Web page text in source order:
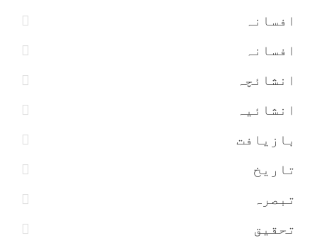
افسانہ
افسانہ
انشائچہ
انشائیہ
بازیافت
تاریخ
تبصرہ
تحقیق